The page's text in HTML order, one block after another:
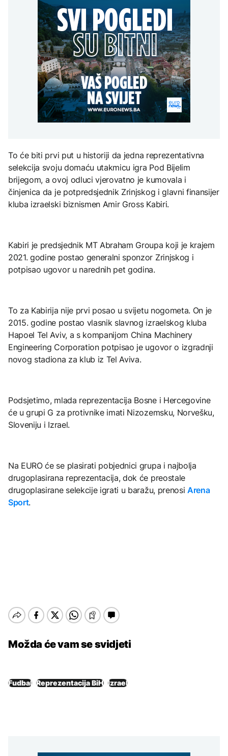
DRUŠTVO
Počela isplata penzija u
RS
Nuklearka Krško
smanjuje proizvodnju
zbog niskog vodostaja i
visokih temperatura
Save
graničnim prelazima u
EU: Koja je svrha EES
sistema ako se isključuje
čim je preopterećen?
BIZNIS
Skočile cijene nafte na
svjetskom tržištu, hoće li
se to odraziti na BiH
djece moraju platiti 942
miliona dolara
KULTURA
Rat i pijesak prijete
drevnim piramidama
Meroe u Sudanu
albumu
To će biti prvi put u historiji da jedna reprezentativna
selekcija svoju domaću utakmicu igra Pod Bijelim
brijegom, a ovoj odluci vjerovatno je kumovala i
činjenica da je potpredsjednik Zrinjskog i glavni finansijer
kluba izraelski biznismen Amir Gross Kabiri.
Kabiri je predsjednik MT Abraham Groupa koji je krajem
2021. godine postao generalni sponzor Zrinjskog i
potpisao ugovor u narednih pet godina.
To za Kabirija nije prvi posao u svijetu nogometa. On je
2015. godine postao vlasnik slavnog izraelskog kluba
Hapoel Tel Aviv, a s kompanijom China Machinery
Engineering Corporation potpisao je ugovor o izgradnji
novog stadiona za klub iz Tel Aviva.
Podsjetimo, mlada reprezentacija Bosne i Hercegovine
će u grupi G za protivnike imati Nizozemsku, Norvešku,
Sloveniju i Izrael.
Na EURO će se plasirati pobjednici grupa i najbolja
drugoplasirana reprezentacija, dok će preostale
drugoplasirane selekcije igrati u baražu, prenosi Arena
Sport.
Možda će vam se svidjeti
Fudbal Reprezentacija BiH Izrael